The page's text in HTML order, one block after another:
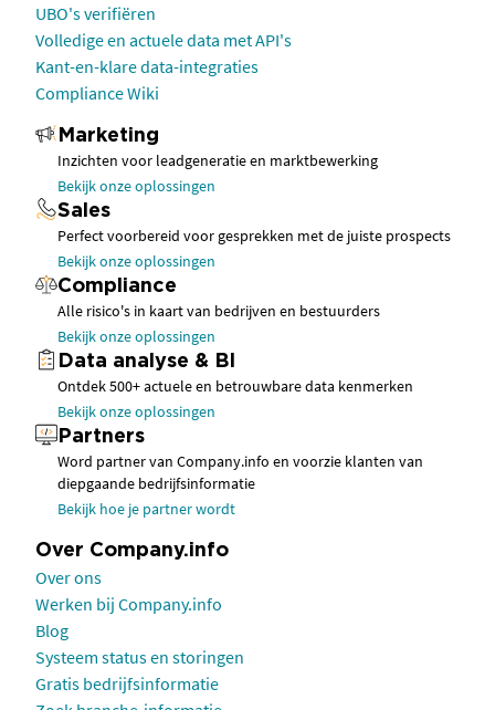
UBO's verifiëren
Volledige en actuele data met API's
Kant-en-klare data-integraties
Compliance Wiki
Marketing
Inzichten voor leadgeneratie en marktbewerking
Bekijk onze oplossingen
Sales
Perfect voorbereid voor gesprekken met de juiste prospects
Bekijk onze oplossingen
Compliance
Alle risico's in kaart van bedrijven en bestuurders
Bekijk onze oplossingen
Data analyse & BI
Ontdek 500+ actuele en betrouwbare data kenmerken
Bekijk onze oplossingen
Partners
Word partner van Company.info en voorzie klanten van
diepgaande bedrijfsinformatie
Bekijk hoe je partner wordt
Over Company.info
Over ons
Werken bij Company.info
Blog
Systeem status en storingen
Gratis bedrijfsinformatie